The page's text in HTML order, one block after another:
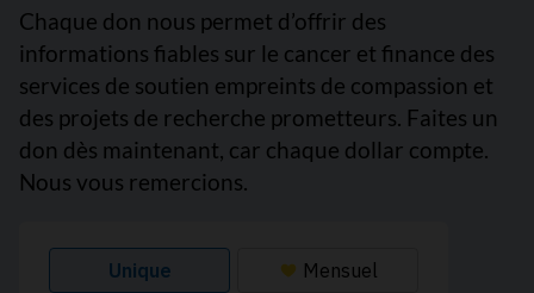
Chaque don nous permet d’offrir des
informations fiables sur le cancer et finance des
services de soutien empreints de compassion et
des projets de recherche prometteurs. Faites un
don dès maintenant, car chaque dollar compte.
Nous vous remercions.